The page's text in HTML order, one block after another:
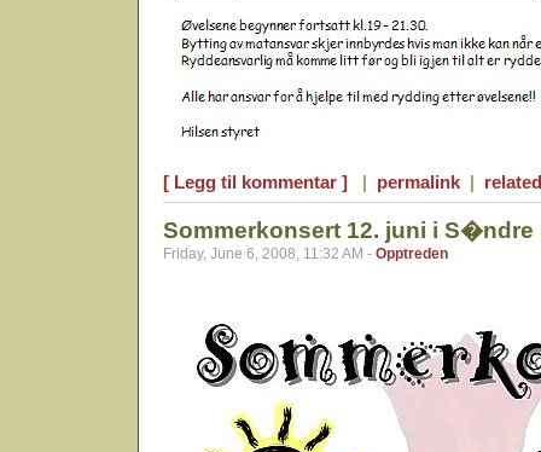
[ Legg til kommentar ] | permalink |
Sommerkonsert 12. juni i S�ndre
Friday, June 6, 2008, 11:32 AM - Opptreden